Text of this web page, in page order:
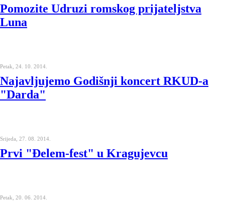
Pomozite Udruzi romskog prijateljstva
Luna
Petak, 24. 10. 2014.
Najavljujemo Godišnji koncert RKUD-a
"Darda"
Srijeda, 27. 08. 2014.
Prvi "Đelem-fest" u Kragujevcu
Petak, 20. 06. 2014.